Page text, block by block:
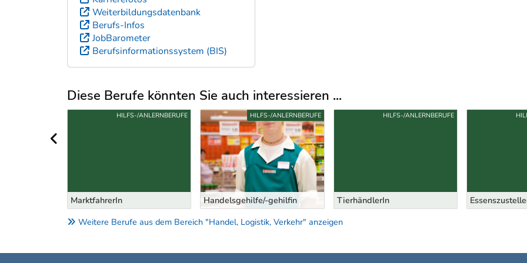
Weiterbildungsdatenbank
Berufs-Infos
JobBarometer
Berufsinformationssystem (BIS)
Diese Berufe könnten Sie auch interessieren ...
Uber weitere Berufsvorschläge
MarktfahrerIn
HILFS-/ANLERNBERUFE
Handelsgehilfe/-gehilfin
HILFS-/ANLERNBERUFE
TierhändlerIn
HILFS-/ANLERNBERUFE
Weitere Berufe aus dem Bereich "Handel, Logistik, Verkehr" anzeigen